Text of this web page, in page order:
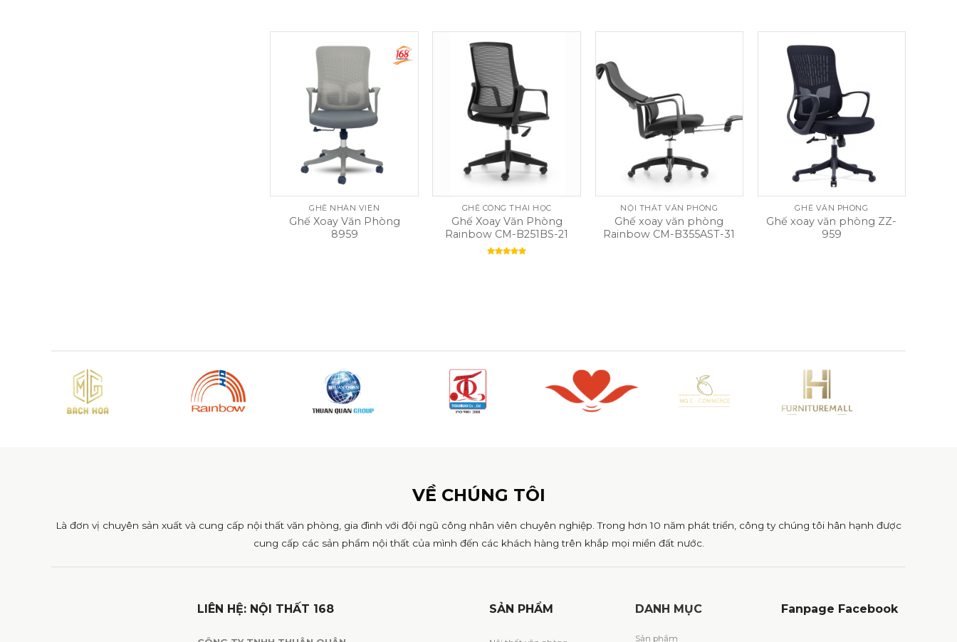
GHẾ NHÂN VIÊN
Ghế Xoay Văn Phòng
8959
GHẾ CÔNG THÁI HỌC
Ghế Xoay Văn Phòng
Rainbow CM-B251BS-21
NỘI THẤT VĂN PHÒNG
Ghế xoay văn phòng
Rainbow CM-B355AST-31
GHẾ VĂN PHÒNG
Ghế xoay văn phòng ZZ-
959
VỀ CHÚNG TÔI
Là đơn vị chuyên sản xuất và cung cấp nội thất văn phòng, gia đình với đội ngũ công nhân viên chuyên nghiệp. Trong hơn 10 năm phát triển, công ty chúng tôi hân hạnh được
cung cấp các sản phẩm nội thất của mình đến các khách hàng trên khắp mọi miền đất nước.
LIÊN HỆ: NỘI THẤT 168 SẢN PHẨM DANH MỤC
Sản phẩm
Fanpage Facebook